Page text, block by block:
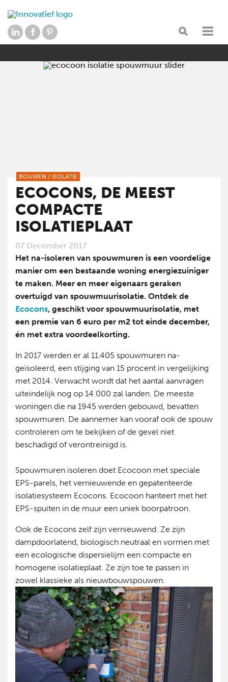
BOUWEN / ISOLATIE
ECOCONS, DE MEEST
COMPACTE
ISOLATIEPLAAT
07 December 2017
Het na-isoleren van spouwmuren is een voordelige
manier om een bestaande woning energiezuiniger
te maken. Meer en meer eigenaars geraken
overtuigd van spouwmuurisolatie. Ontdek de
Ecocons, geschikt voor spouwmuurisolatie, met
een premie van 6 euro per m2 tot einde december,
én met extra voordeelkorting.
In 2017 werden er al 11.405 spouwmuren na-
geïsoleerd, een stijging van 15 procent in vergelijking
met 2014. Verwacht wordt dat het aantal aanvragen
uiteindelijk nog op 14.000 zal landen. De meeste
woningen die na 1945 werden gebouwd, bevatten
spouwmuren. De aannemer kan vooraf ook de spouw
controleren om te bekijken of de gevel niet
beschadigd of verontreinigd is.
Spouwmuren isoleren doet Ecocoon met speciale
EPS-parels, het vernieuwende en gepatenteerde
isolatiesysteem Ecocons. Ecocoon hanteert met het
EPS-spuiten in de muur een uniek boorpatroon.
Ook de Ecocons zelf zijn vernieuwend. Ze zijn
dampdoorlatend, biologisch neutraal en vormen met
een ecologische dispersielijm een compacte en
homogene isolatieplaat. Ze zijn toe te passen in
zowel klassieke als nieuwbouwspouwen.